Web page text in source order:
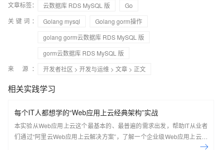
文章标签： 云数据库 RDS MySQL 版
Go
关键词：
Golang mysql
Golang gorm操作
golang gorm云数据库 RDS MySQL 版
gorm云数据库 RDS MySQL 版
来 源：
开发者社区 > 开发与运维 > 文章 > 正文
相关实践学习
每个IT人都想学的“Web应用上云经典架构”实战
本实验从Web应用上云这个最基本的、最普遍的需求出发，帮助IT从业者
们通过“阿里云Web应用上云解决方案”，了解一个企业级Web应用上云的